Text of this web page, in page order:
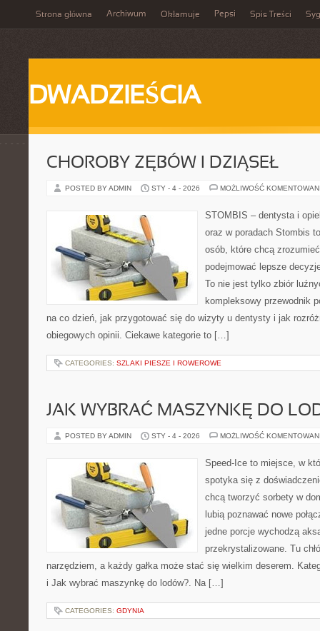
Strona główna Archiwum Okłamuje Pepsi Spis Treści
DWADZIEŚCIA
CHOROBY ZĘBÓW I DZIĄSEŁ
POSTED BY ADMIN STY - 4 - 2026 MOŻLIWOŚĆ
STOMBIS – dentysta i
oraz w poradach Stombis
osób, które chcą
podejmować lepsze
To nie jest tylko zbiór
kompleksowy przewodnik
na co dzień, jak przygotować się do wizyty u dentysty i jak
obiegowych opinii. Ciekawe kategorie to […]
CATEGORIES: SZLAKI PIESZE I ROWEROWE
JAK WYBRAĆ MASZYNKĘ DO
POSTED BY ADMIN STY - 4 - 2026 MOŻLIWOŚĆ
Speed-Ice to miejsce, w
spotyka się z
chcą tworzyć sorbety w
lubią poznawać nowe
jedne porcje wychodzą
przekrystalizowane. Tu
narzędziem, a każdy gałka może stać się wielkim deserem.
i Jak wybrać maszynkę do lodów?. Na […]
CATEGORIES: GDYNIA